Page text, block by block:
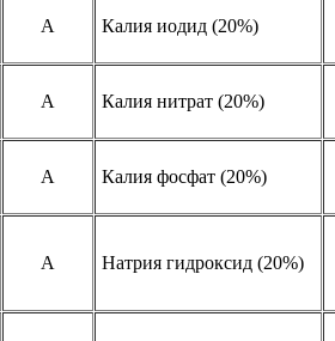
A Калия иодид (20%)
A Калия нитрат (20%)
A Калия фосфат (20%)
A Натрия гидроксид (20%)